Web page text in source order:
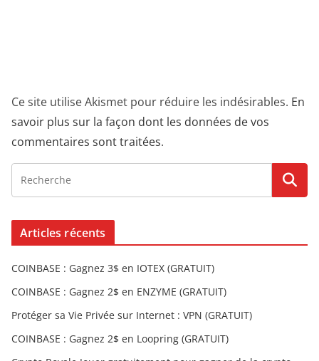
Ce site utilise Akismet pour réduire les indésirables. En
savoir plus sur la façon dont les données de vos
commentaires sont traitées.
Articles récents
COINBASE : Gagnez 3$ en IOTEX (GRATUIT)
COINBASE : Gagnez 2$ en ENZYME (GRATUIT)
Protéger sa Vie Privée sur Internet : VPN (GRATUIT)
COINBASE : Gagnez 2$ en Loopring (GRATUIT)